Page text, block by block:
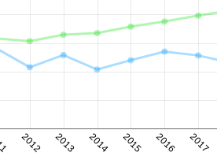
2012 2013 2014 2015 2016 2017